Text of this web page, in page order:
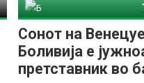
Сонот на
Боливија е
претставник во